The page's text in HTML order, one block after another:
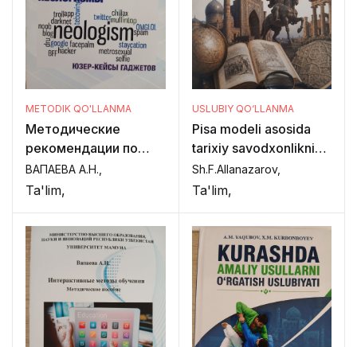
METODIK QO'LLANMA
Методические
рекомендации по
изучению
ВАПАЕВА А.Н.,
Ta'lim,
USLUBIY QO‘LLANMA
Pisa modeli asosida
tarixiy savodxonlikni
baholash
Sh.F.Allanazarov,
Ta'lim,